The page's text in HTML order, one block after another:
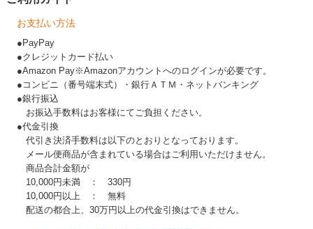
お支払い方法
●PayPay
●クレジットカード払い
●Amazon Pay※Amazonアカウントへのログインが必要です。
●コンビニ（番号端末式）・銀行ＡＴＭ・ネットバンキング
●銀行振込
お振込手数料はお客様にてご負担ください。
●代金引換
代引き決済手数料は以下のとおりとなっております。
メール便商品が含まれている場合はご利用いただけません。
商品合計金額が
10,000円未満 ： 330円
10,000円以上 ： 無料
配送の都合上、30万円以上の代金引換はできません。